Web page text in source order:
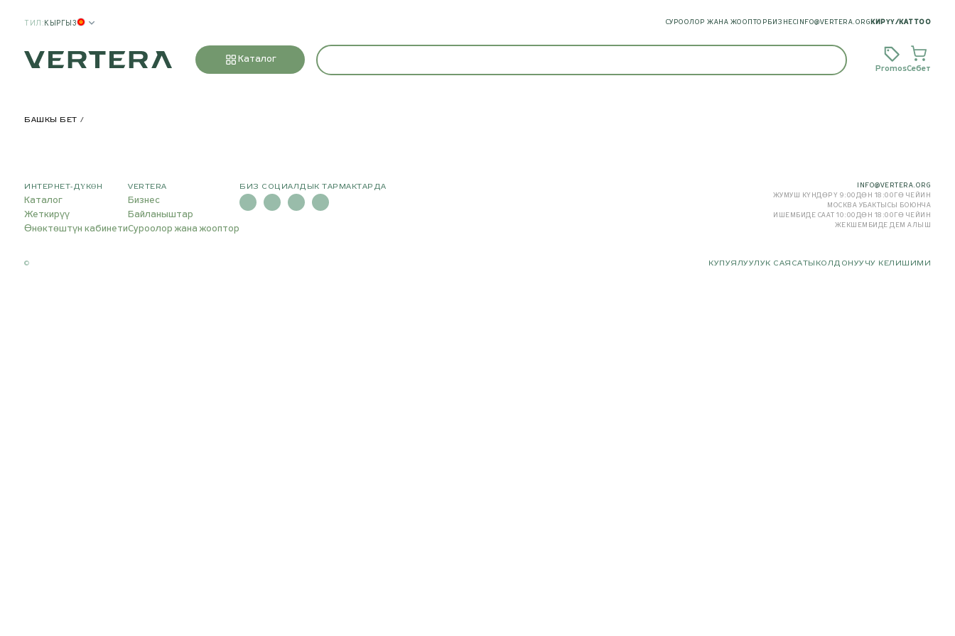
ТИЛ :КЫРГЫЗ СУРООЛОР ЖАНА ЖООПТОР БИЗНЕС INFO@VERTERA.ORG КИРҮҮ / КАТТОО
Каталог
PromosСебет
БАШКЫ БЕТ
ИНТЕРНЕТ-ДҮКӨН
Каталог
Жеткирүү
Өнөктөштүн кабинети
VERTERA
Бизнес
Байланыштар
Суроолор жана жооптор
БИЗ СОЦИАЛДЫК ТАРМАКТАРДА
INFO@VERTERA.ORG
ЖУМУШ КҮНДӨРҮ 9:00ДӨН 18:00ГӨ ЧЕЙИН
МОСКВА УБАКТЫСЫ БОЮНЧА
ИШЕМБИДЕ СААТ 10:00ДӨН 18:00ГӨ ЧЕЙИН
ЖЕКШЕМБИДЕ ДЕМ АЛЫШ
© КУПУЯЛУУЛУК САЯСАТЫ КОЛДОНУУЧУ КЕЛИШИМИ